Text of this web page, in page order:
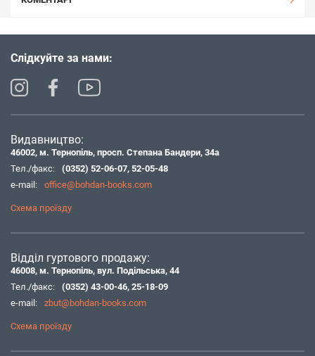
Слідкуйте за нами:
Видавництво:
46002, м. Тернопіль, просп. Степана Бандери, 34а
Тел./факс:
(0352) 52-06-07, 52-05-48
e-mail:
office@bohdan-books.com
Схема проїзду
Відділ гуртового продажу:
46008, м. Тернопіль, вул. Подільська, 44
Тел./факс:
(0352) 43-00-46, 25-18-09
e-mail:
zbut@bohdan-books.com
Схема проїзду